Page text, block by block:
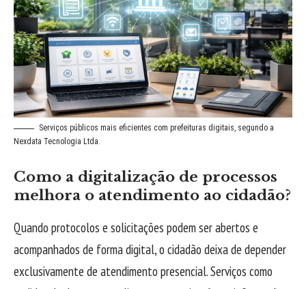
Serviços públicos mais eficientes com prefeituras digitais, segundo a
Nexdata Tecnologia Ltda.
Como a digitalização de processos
melhora o atendimento ao cidadão?
Quando protocolos e solicitações podem ser abertos e
acompanhados de forma digital, o cidadão deixa de depender
exclusivamente de atendimento presencial. Serviços como